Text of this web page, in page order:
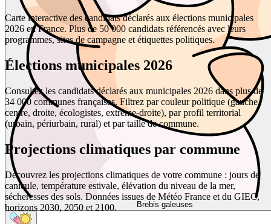
Brebis galeuses
Carte interactive des candidats déclarés aux élections municipales
2026 en France. Plus de 50 000 candidats référencés avec leurs
programmes, sites de campagne et étiquettes politiques.
Élections municipales 2026
Consultez les candidats déclarés aux municipales 2026 dans plus de
34 000 communes françaises. Filtrez par couleur politique (gauche,
centre, droite, écologistes, extrême-droite), par profil territorial
(urbain, périurbain, rural) et par taille de commune.
Projections climatiques par commune
Découvrez les projections climatiques de votre commune : jours de
canicule, température estivale, élévation du niveau de la mer,
sécheresses des sols. Données issues de Météo France et du GIEC,
horizons 2030, 2050 et 2100.